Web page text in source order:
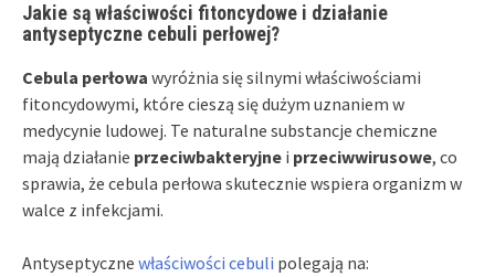
Jakie są właściwości fitoncydowe i działanie
antyseptyczne cebuli perłowej?
Cebula perłowa wyróżnia się silnymi właściwościami
fitoncydowymi, które cieszą się dużym uznaniem w
medycynie ludowej. Te naturalne substancje chemiczne
mają działanie przeciwbakteryjne i przeciwwirusowe, co
sprawia, że cebula perłowa skutecznie wspiera organizm w
walce z infekcjami.
Antyseptyczne właściwości cebuli polegają na: